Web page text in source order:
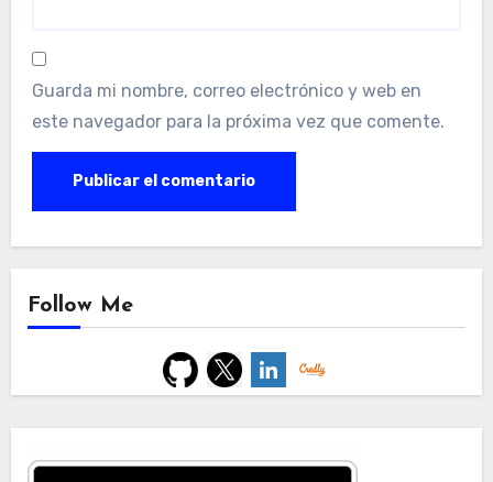
Guarda mi nombre, correo electrónico y web en
este navegador para la próxima vez que comente.
Follow Me